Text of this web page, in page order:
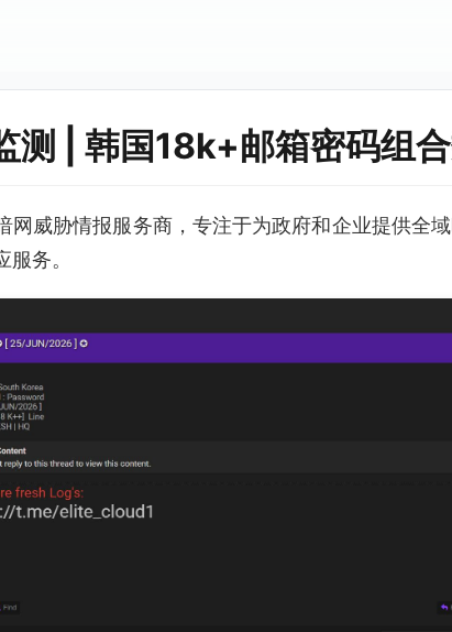
测 | 韩国18k+邮箱密码组
网威胁情报服务商，专注于为政府和企业提供全
务。